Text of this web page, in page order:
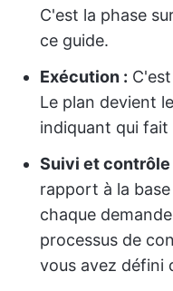
C'est la phase
ce guide.
Exécution :
Le plan devient
indiquant qui fait
Suivi et contrôle
rapport à la
chaque
processus de
vous avez défini